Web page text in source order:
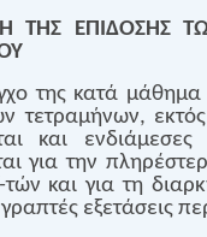
ΤΗΣ ΕΠΙΔΟΣΗΣ
της κατά
τετραμήνων,
και
για την
και για τη
εξετάσεις